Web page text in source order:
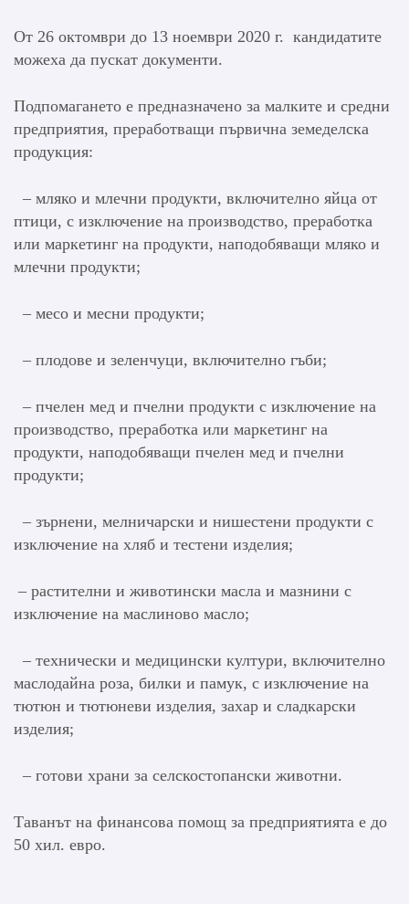
От 26 октомври до 13 ноември 2020 г. кандидатите
можеха да пускат документи.
Подпомагането е предназначено за малките и средни
предприятия, преработващи първична земеделска
продукция:
– мляко и млечни продукти, включително яйца от
птици, с изключение на производство, преработка
или маркетинг на продукти, наподобяващи мляко и
млечни продукти;
– месо и месни продукти;
– плодове и зеленчуци, включително гъби;
– пчелен мед и пчелни продукти с изключение на
производство, преработка или маркетинг на
продукти, наподобяващи пчелен мед и пчелни
продукти;
– зърнени, мелничарски и нишестени продукти с
изключение на хляб и тестени изделия;
– растителни и животински масла и мазнини с
изключение на маслиново масло;
– технически и медицински култури, включително
маслодайна роза, билки и памук, с изключение на
тютюн и тютюневи изделия, захар и сладкарски
изделия;
– готови храни за селскостопански животни.
Таванът на финансова помощ за предприятията е до
50 хил. евро.